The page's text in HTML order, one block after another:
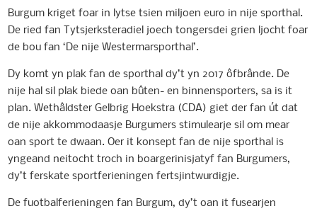
Burgum kriget foar in lytse tsien miljoen euro in nije sporthal.
De ried fan Tytsjerksteradiel joech tongersdei grien ljocht foar
de bou fan ‘De nije Westermarsporthal’.
Dy komt yn plak fan de sporthal dy’t yn 2017 ôfbrânde. De
nije hal sil plak biede oan bûten- en binnensporters, sa is it
plan. Wethâldster Gelbrig Hoekstra (CDA) giet der fan út dat
de nije akkommodaasje Burgumers stimulearje sil om mear
oan sport te dwaan. Oer it konsept fan de nije sporthal is
yngeand neitocht troch in boargerinisjatyf fan Burgumers,
dy’t ferskate sportferieningen fertsjintwurdigje.
De fuotbalferieningen fan Burgum, dy’t oan it fusearjen